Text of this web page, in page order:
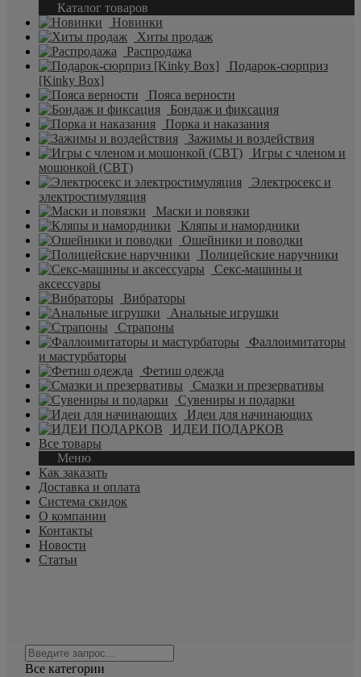
Каталог товаров
Новинки
Хиты продаж
Распродажа
Подарок-сюрприз
[Kinky Box]
Пояса верности
Бондаж и фиксация
Порка и наказания
Зажимы и воздействия
Игры с членом и
мошонкой (CBT)
Электросекс и
электростимуляция
Маски и повязки
Кляпы и намордники
Ошейники и поводки
Полицейские наручники
Секс-машины и
аксессуары
Вибраторы
Анальные игрушки
Страпоны
Фаллоимитаторы
и мастурбаторы
Фетиш одежда
Смазки и презервативы
Сувениры и подарки
Идеи для начинающих
ИДЕИ ПОДАРКОВ
Все товары
Меню
Как заказать
Доставка и оплата
Система скидок
О компании
Контакты
Новости
Статьи
Все категории